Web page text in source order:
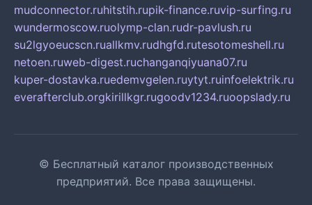
mudconnector.ruhitstih.rupik-finance.ruvip-surfing.ru
wundermoscow.ruolymp-clan.rudr-pavlush.ru
su2lgyoeucscn.ruallkmv.rudhgfd.rutesotomeshell.ru
netoen.ruweb-digest.ruchanganqiyuana07.ru
kuper-dostavka.ruedemvgelen.ruytyt.ruinfoelektrik.ru
everafterclub.orgkirillkgr.rugoodv1234.ruoopslady.ru
© Бесплатный каталог производственных
предприятий. Все права защищены.